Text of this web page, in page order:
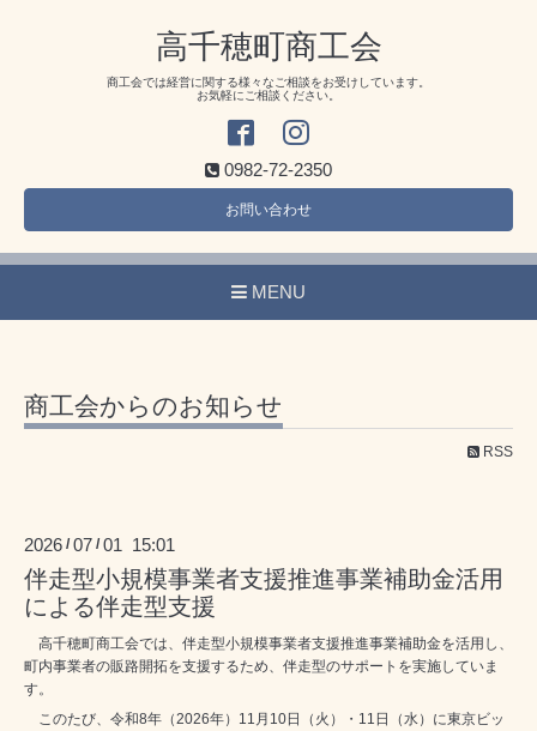
高千穂町商工会
商工会では経営に関する様々なご相談をお受けしています。
お気軽にご相談ください。
0982-72-2350
お問い合わせ
MENU
商工会からのお知らせ
RSS
2026 /07 /01 15:01
伴走型小規模事業者支援推進事業補助金活用
による伴走型支援
高千穂町商工会では、伴走型小規模事業者支援推進事業補助金を活用し、
町内事業者の販路開拓を支援するため、伴走型のサポートを実施していま
す。
このたび、令和8年（2026年）11月10日（火）・11日（水）に東京ビッ